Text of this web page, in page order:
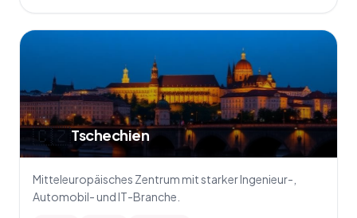
🇨🇿Tschechien
Mitteleuropäisches Zentrum mit starker Ingenieur-,
Automobil- und IT-Branche.